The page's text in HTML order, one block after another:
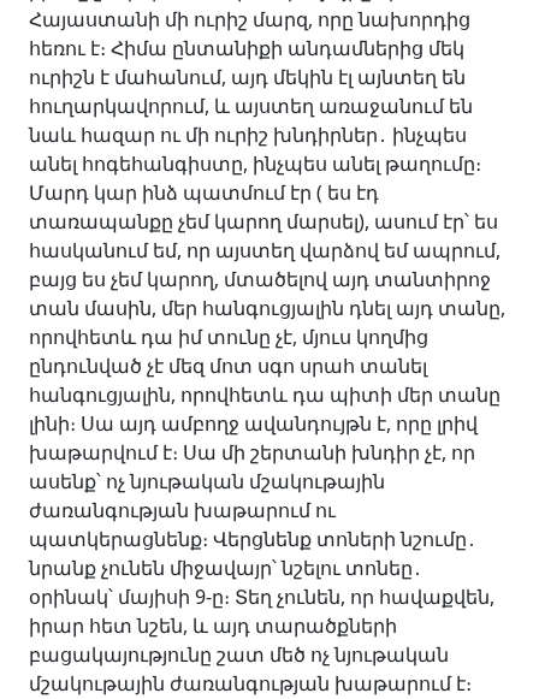
Հայաստանի մի ուրիշ մարզ, որը նախորդից
հեռու է։ Հիմա ընտանիքի անդամներից մեկ
ուրիշն է մահանում, այդ մեկին էլ այնտեղ են
հուղարկավորում, և այստեղ առաջանում են
նաև հազար ու մի ուրիշ խնդիրներ․ ինչպես
անել հոգեհանգիստը, ինչպես անել թաղումը։
Մարդ կար ինձ պատմում էր ( ես էդ
տառապանքը չեմ կարող մարսել), ասում էր՝ ես
հասկանում եմ, որ այստեղ վարձով եմ ապրում,
բայց ես չեմ կարող, մտածելով այդ տանտիրոջ
տան մասին, մեր հանգուցյալին դնել այդ տանը,
որովհետև դա իմ տունը չէ, մյուս կողմից
ընդունված չէ մեզ մոտ սգո սրահ տանել
հանգուցյալին, որովհետև դա պիտի մեր տանը
լինի։ Սա այդ ամբողջ ավանդույթն է, որը լրիվ
խաթարվում է։ Սա մի շերտանի խնդիր չէ, որ
ասենք՝ ոչ նյութական մշակութային
ժառանգության խաթարում ու
պատկերացնենք։ Վերցնենք տոների նշումը․
նրանք չունեն միջավայր՝ նշելու տոնեը․
օրինակ՝ մայիսի 9-ը։ Տեղ չունեն, որ հավաքվեն,
իրար հետ նշեն, և այդ տարածքների
բացակայությունը շատ մեծ ոչ նյութական
մշակութային ժառանգության խաթարում է։